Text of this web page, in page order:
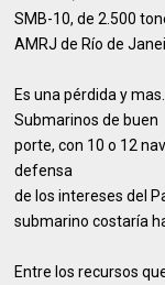
SMB-10, de 2.500
AMRJ de Río de
Es una pérdida y
Submarinos de buen
porte, con 10 o 12
defensa
de los intereses del
submarino costaría
Entre los recursos